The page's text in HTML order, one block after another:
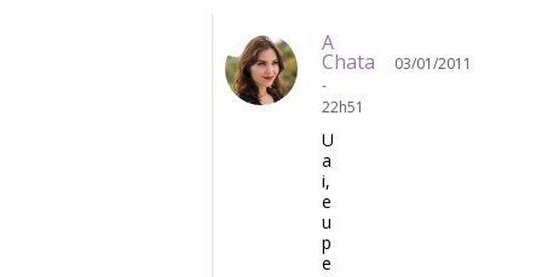
A
Chata
03/01/2011
-
22h51
U
a
i,
e
u
p
e